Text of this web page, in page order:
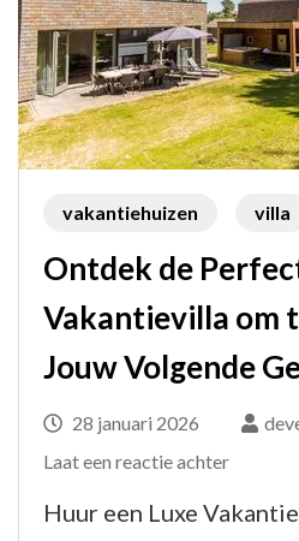
vakantiehuizen villa
Ontdek de
Vakantievilla om
Jouw Volgende
28 januari 2026
Laat een reactie achterop
Huur een Luxe